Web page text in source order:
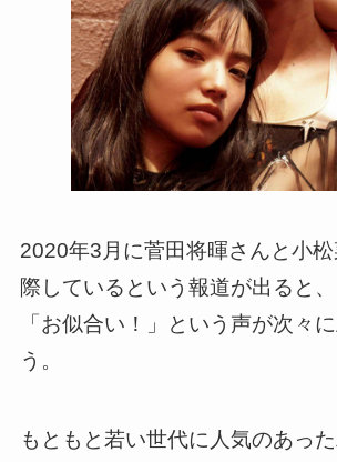
2020年3月に菅田将暉さんと小
際しているという報道が出ると
「お似合い！」という声が次々
う。
もともと若い世代に人気のあった